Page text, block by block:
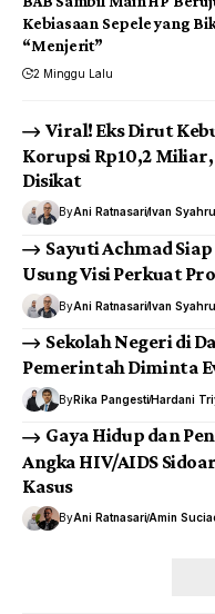
Kebiasaan Sepele yang
“Menjerit”
2 Minggu Lalu
Viral! Eks Dirut
Korupsi Rp10,2
Disikat
ByAni RatnasariIvan
Sayuti Achmad
Usung Visi Perkuat
ByAni RatnasariIvan
Sekolah Negeri di
Pemerintah Diminta
ByRika PangestiHardani
Gaya Hidup dan
Angka HIV/AIDS
Kasus
ByAni RatnasariAmin